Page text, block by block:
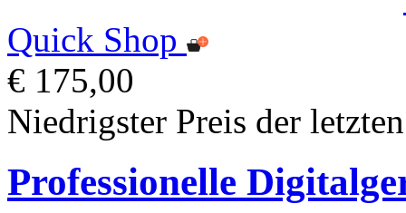
Quick Shop
€ 175,00
Niedrigster Preis der
Professionelle